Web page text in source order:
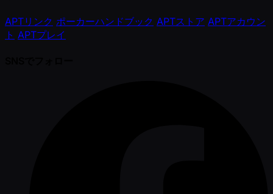
APTリンク ポーカーハンドブック APTストア APTアカウン
ト APTプレイ